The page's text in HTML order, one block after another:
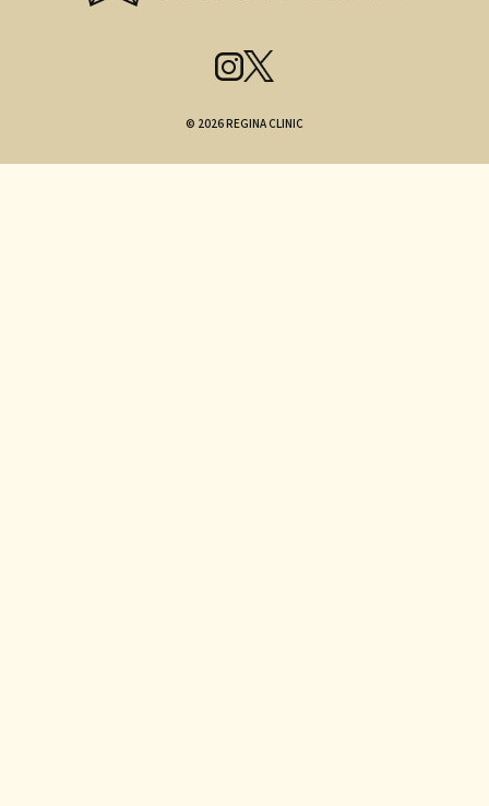
© 2026 REGINA CLINIC